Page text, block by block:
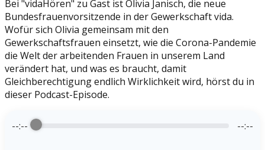
Bei "vidaHören" zu Gast ist Olivia Janisch, die neue
Bundesfrauenvorsitzende in der Gewerkschaft vida.
Wofür sich Olivia gemeinsam mit den
Gewerkschaftsfrauen einsetzt, wie die Corona-Pandemie
die Welt der arbeitenden Frauen in unserem Land
verändert hat, und was es braucht, damit
Gleichberechtigung endlich Wirklichkeit wird, hörst du in
dieser Podcast-Episode.
--:-- --:--